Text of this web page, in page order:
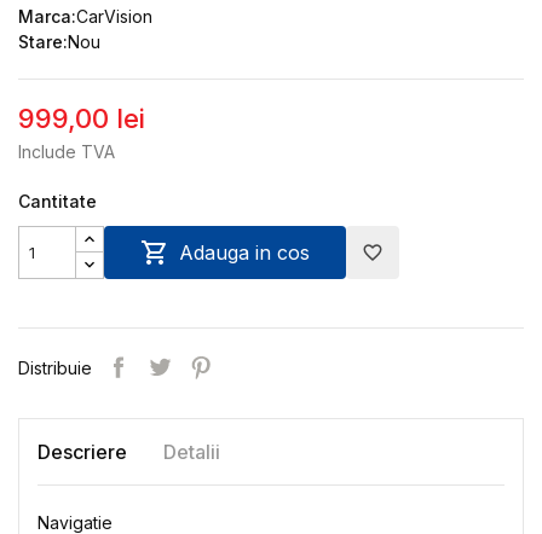
Marca:CarVision
Stare:Nou
999,00 lei
Include TVA
Cantitate
 Adauga in cos favorite_border
Distribuie
Descriere Detalii
Navigatie